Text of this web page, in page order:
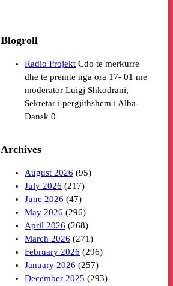
Blogroll
Radio Projekt Cdo te merkurre
dhe te premte nga ora 17- 01 me
moderator Luigj Shkodrani,
Sekretar i pergjithshem i Alba-
Dansk 0
Archives
August 2026 (95)
July 2026 (217)
June 2026 (47)
May 2026 (296)
April 2026 (268)
March 2026 (271)
February 2026 (296)
January 2026 (257)
December 2025 (293)